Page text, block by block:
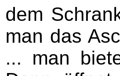
dem
man das
... man